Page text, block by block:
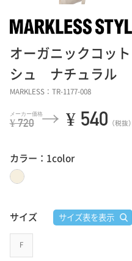
オーガニックコッ
シュ ナチュラル
MARKLESS：TR-1177-008
¥ 720 ¥ 540 （税抜）
カラー：1color
サイズ サイズ表を表示
F